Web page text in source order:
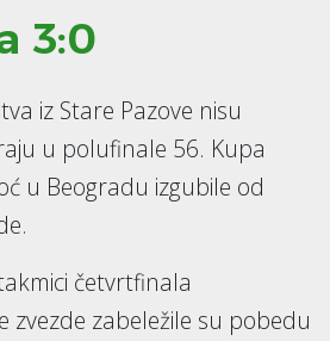
3:0
iz Stare Pazove nisu
u polufinale 56. Kupa
u Beogradu izgubile od
četvrtfinala
zvezde zabeležile su pobedu